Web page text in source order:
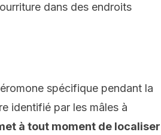
dans des endroits
spécifique pendant la
identifié par les mâles à
à tout moment de localiser